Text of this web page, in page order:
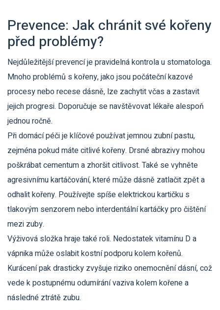
Prevence: Jak chránit své kořeny
před problémy?
Nejdůležitější prevencí je pravidelná kontrola u stomatologa.
Mnoho problémů s kořeny, jako jsou počáteční kazové
procesy nebo recese dásně, lze zachytit včas a zastavit
jejich progresi. Doporučuje se navštěvovat lékaře alespoň
jednou ročně.
Při domácí péči je klíčové používat jemnou zubní pastu,
zejména pokud máte citlivé kořeny. Drsné abrazivy mohou
poškrábat cementum a zhoršit citlivost. Také se vyhněte
agresivnímu kartáčování, které může dásně zatlačit zpět a
odhalit kořeny. Používejte spíše elektrickou kartičku s
tlakovým senzorem nebo interdentální kartáčky pro čištění
mezi zuby.
Výživová složka hraje také roli. Nedostatek vitamínu D a
vápnika může oslabit kostní podporu kolem kořenů.
Kurácení pak drasticky zvyšuje riziko onemocnění dásní, což
vede k postupnému odumírání vaziva kolem kořene a
následné ztrátě zubu.